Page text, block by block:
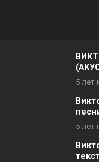
5 лет
5 лет